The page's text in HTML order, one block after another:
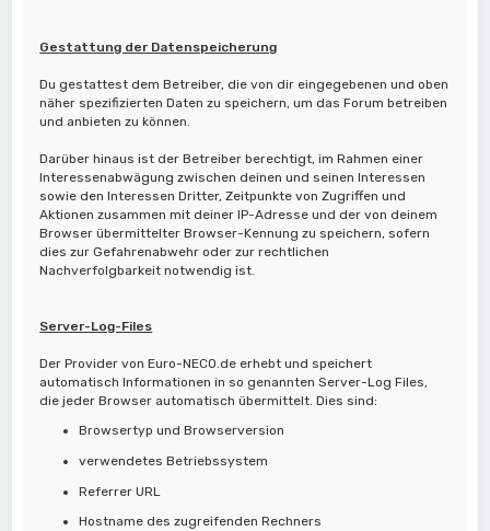
Gestattung der Datenspeicherung
Du gestattest dem Betreiber, die von dir eingegebenen und oben
näher spezifizierten Daten zu speichern, um das Forum betreiben
und anbieten zu können.
Darüber hinaus ist der Betreiber berechtigt, im Rahmen einer
Interessenabwägung zwischen deinen und seinen Interessen
sowie den Interessen Dritter, Zeitpunkte von Zugriffen und
Aktionen zusammen mit deiner IP-Adresse und der von deinem
Browser übermittelter Browser-Kennung zu speichern, sofern
dies zur Gefahrenabwehr oder zur rechtlichen
Nachverfolgbarkeit notwendig ist.
Server-Log-Files
Der Provider von Euro-NECO.de erhebt und speichert
automatisch Informationen in so genannten Server-Log Files,
die jeder Browser automatisch übermittelt. Dies sind:
Browsertyp und Browserversion
verwendetes Betriebssystem
Referrer URL
Hostname des zugreifenden Rechners